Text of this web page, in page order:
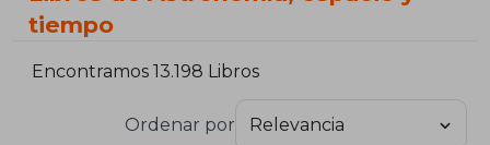
tiempo
Encontramos 13.198 Libros
Ordenar por